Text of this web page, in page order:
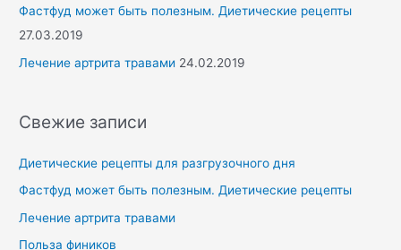
Фастфуд может быть полезным. Диетические рецепты
27.03.2019
Лечение артрита травами 24.02.2019
Свежие записи
Диетические рецепты для разгрузочного дня
Фастфуд может быть полезным. Диетические рецепты
Лечение артрита травами
Польза фиников